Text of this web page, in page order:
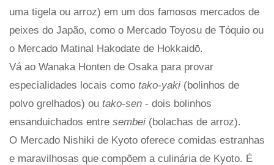
uma tigela ou arroz) em um dos famosos mercados de
peixes do Japão, como o Mercado Toyosu de Tóquio ou
o Mercado Matinal Hakodate de Hokkaidō.
Vá ao Wanaka Honten de Osaka para provar
especialidades locais como tako-yaki (bolinhos de
polvo grelhados) ou tako-sen - dois bolinhos
ensanduichados entre sembei (bolachas de arroz).
O Mercado Nishiki de Kyoto oferece comidas estranhas
e maravilhosas que compõem a culinária de Kyoto. É